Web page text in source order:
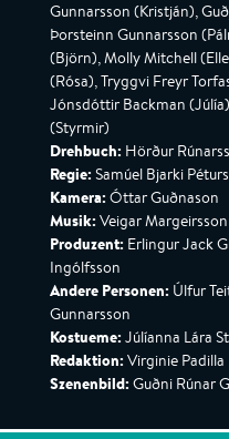
Gunnarsson (Kristján),
Þorsteinn Gunnarsson
(Björn), Molly Mitchell
(Rósa), Tryggvi Freyr
Jónsdóttir Backman
(Styrmir)
Drehbuch: Hörður
Regie: Samúel Bjarki
Kamera: Óttar Guðnason
Musik: Veigar Margeirsson
Produzent: Erlingur Jack
Ingólfsson
Andere Personen: Úlfur
Gunnarsson
Kostueme: Júlíanna Lára
Redaktion: Virginie Padilla
Szenenbild: Guðni Rúnar